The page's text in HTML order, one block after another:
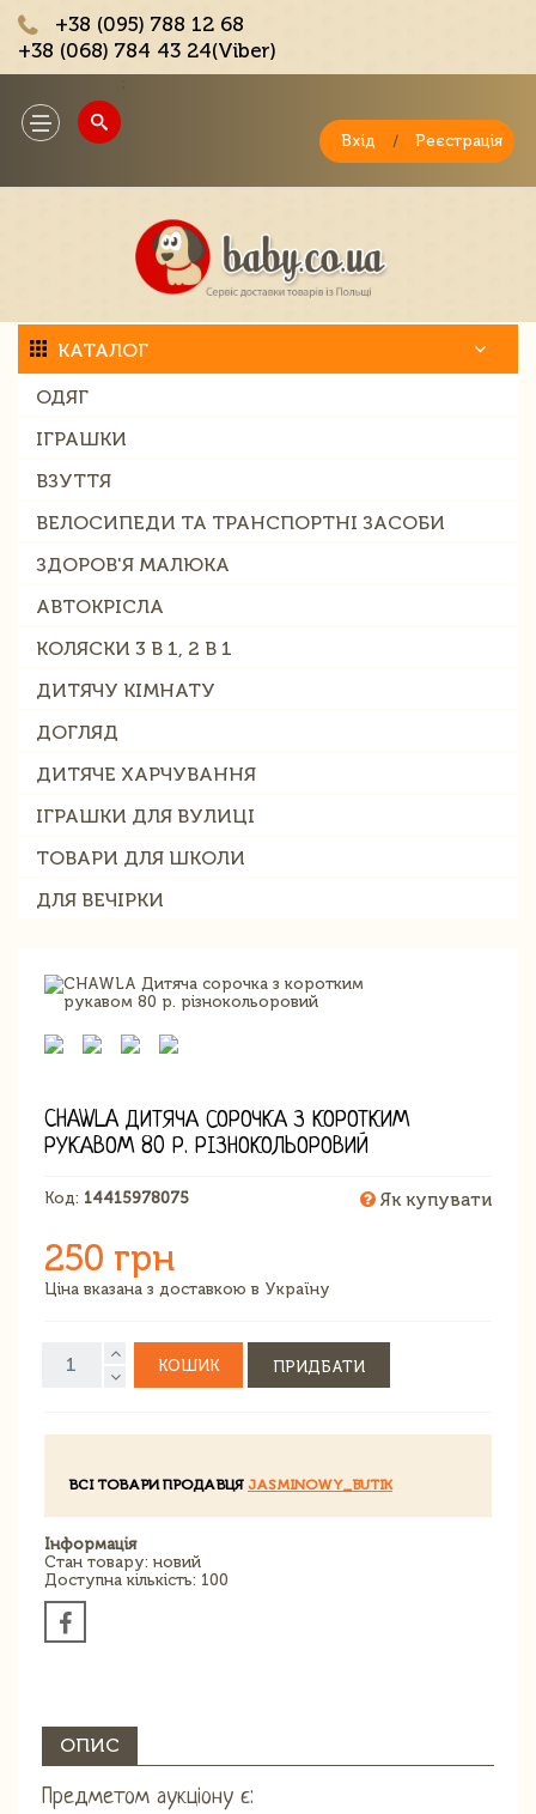
+38 (095) 788 12 68
+38 (068) 784 43 24(Viber)
Toggle
navigation
Вхід / Реєстрація
КАТАЛОГ
ОДЯГ
ІГРАШКИ
ВЗУТТЯ
ВЕЛОСИПЕДИ ТА ТРАНСПОРТНІ ЗАСОБИ
ЗДОРОВ'Я МАЛЮКА
АВТОКРІСЛА
КОЛЯСКИ 3 В 1, 2 В 1
ДИТЯЧУ КІМНАТУ
ДОГЛЯД
ДИТЯЧЕ ХАРЧУВАННЯ
ІГРАШКИ ДЛЯ ВУЛИЦІ
ТОВАРИ ДЛЯ ШКОЛИ
ДЛЯ ВЕЧІРКИ
CHAWLA ДИТЯЧА СОРОЧКА З КОРОТКИМ
РУКАВОМ 80 Р. РІЗНОКОЛЬОРОВИЙ
Код: 14415978075 Як купувати
250 грн
Ціна вказана з доставкою в Україну
КОШИК ПРИДБАТИ
ВСІ ТОВАРИ ПРОДАВЦЯ JASMINOWY_BUTIK
Інформація
Стан товару: новий
Доступна кількість: 100
ОПИС
Предметом аукціону є: